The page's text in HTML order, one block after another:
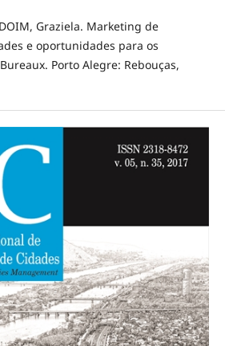
Graziela. Marketing de
e oportunidades para os
Porto Alegre: Rebouças,